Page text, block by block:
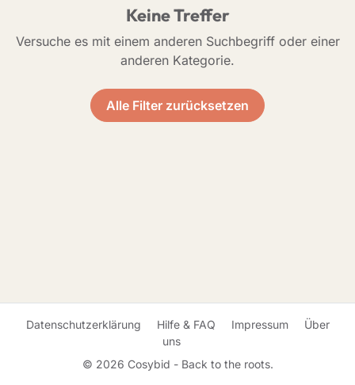
Keine Treffer
Versuche es mit einem anderen Suchbegriff oder einer
anderen Kategorie.
Alle Filter zurücksetzen
Datenschutzerklärung Hilfe & FAQ Impressum
Über
uns
© 2026 Cosybid - Back to the roots.